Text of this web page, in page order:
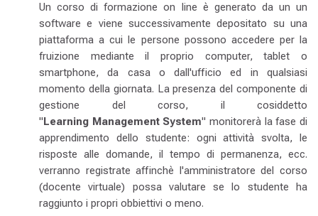
Un corso di formazione on line è generato da un un
software e viene successivamente depositato su una
piattaforma a cui le persone possono accedere per la
fruizione mediante il proprio computer, tablet o
smartphone, da casa o dall'ufficio ed in qualsiasi
momento della giornata. La presenza del componente di
gestione del corso, il cosiddetto
"Learning Management System" monitorerà la fase di
apprendimento dello studente: ogni attività svolta, le
risposte alle domande, il tempo di permanenza, ecc.
verranno registrate affinchè l'amministratore del corso
(docente virtuale) possa valutare se lo studente ha
raggiunto i propri obbiettivi o meno.